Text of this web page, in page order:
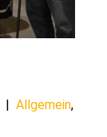
| Allgemein,